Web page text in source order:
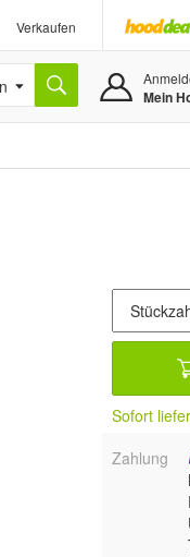
Verkaufen
Mein
Sofort
Zahlung